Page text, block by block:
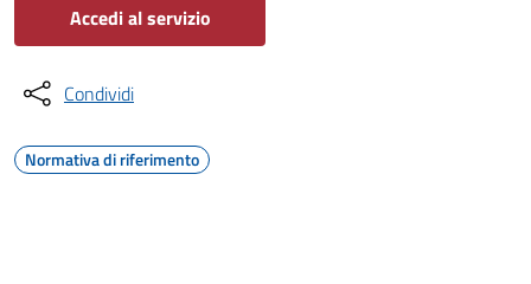
Accedi al servizio
Condividi
Normativa di riferimento